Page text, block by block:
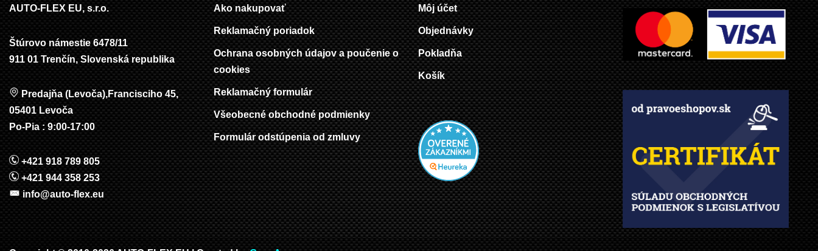
AUTO-FLEX EU, s.r.o.
Štúrovo námestie 6478/11
911 01 Trenčín, Slovenská republika
Predajňa (Levoča),Francisciho 45,
05401 Levoča
Po-Pia : 9:00-17:00
+421 918 789 805
+421 944 358 253
info@auto-flex.eu
Ako nakupovať
Reklamačný poriadok
Ochrana osobných údajov a poučenie o
cookies
Reklamačný formulár
Všeobecné obchodné podmienky
Formulár odstúpenia od zmluvy
Môj účet
Objednávky
Pokladňa
Košík